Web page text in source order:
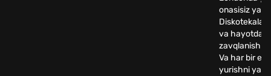
onasisiz
va hayotdan
zavqlanishni
Va har bir
yurishni